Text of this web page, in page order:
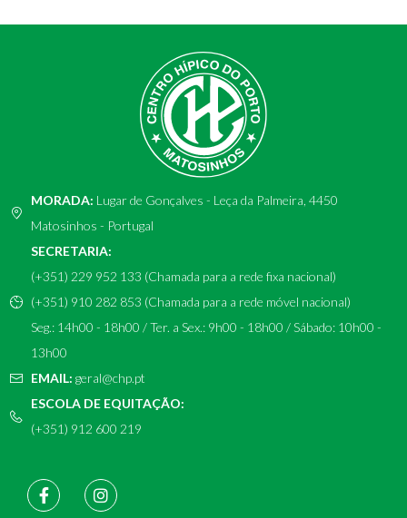
MORADA: Lugar de Gonçalves - Leça da Palmeira, 4450
Matosinhos - Portugal
SECRETARIA:
(+351) 229 952 133 (Chamada para a rede fixa nacional)
(+351) 910 282 853 (Chamada para a rede móvel nacional)
Seg.: 14h00 - 18h00 / Ter. a Sex.: 9h00 - 18h00 / Sábado: 10h00 -
13h00
EMAIL: geral@chp.pt
ESCOLA DE EQUITAÇÃO:
(+351) 912 600 219